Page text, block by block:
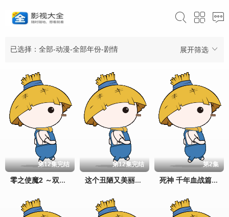
展开筛选
已选择：全部-动漫-全部年份-剧情
第12集完结
零之使魔2 ～双月的骑士
第12集完结
这个丑陋又美丽的世界
第2集
死神 千年血战篇 祸进谭(2026)